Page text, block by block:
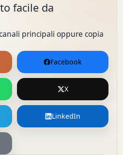
facile da
principali oppure copia
Facebook
X
LinkedIn